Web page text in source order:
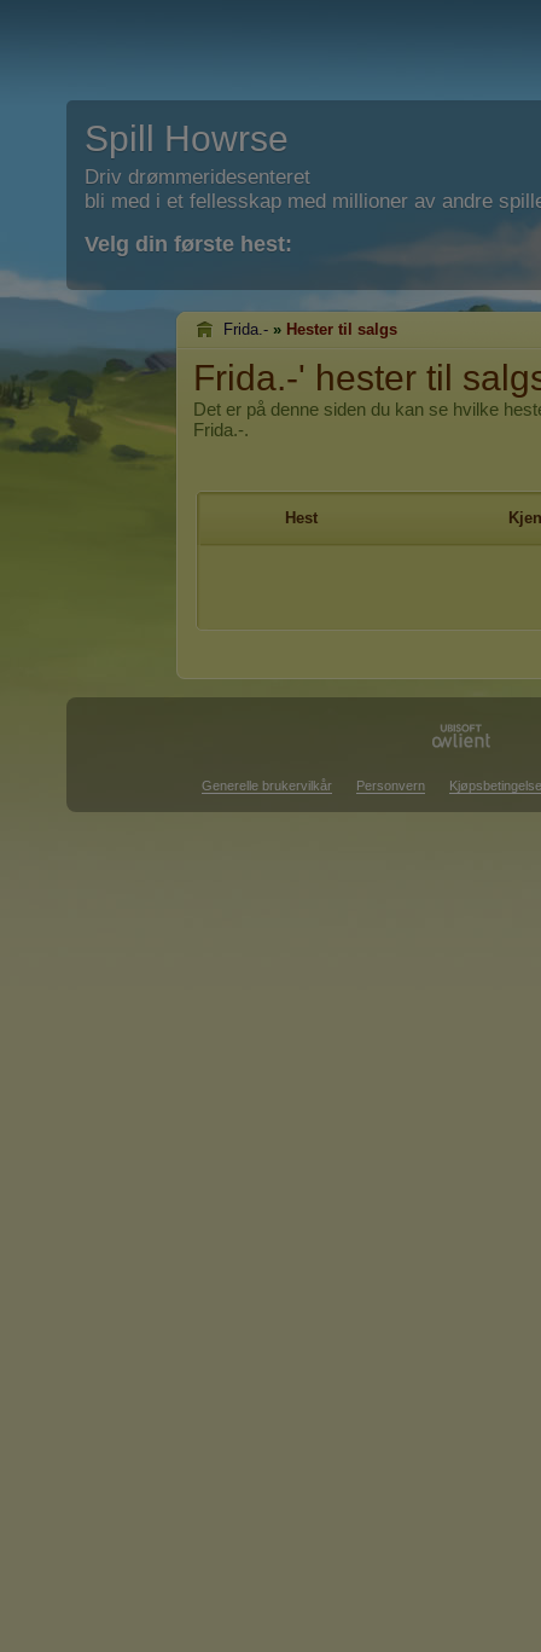
Spill Howrse
Driv drømmeridesenteret
bli med i et fellesskap med millioner av andre
Velg din første hest:
Frida.- » Hester til salgs
Frida.-' hester til
Det er på denne siden du kan se hvilke
Frida.-.
Hest
Generelle brukervilkår Personvern